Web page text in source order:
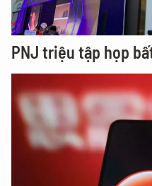
PNJ triệu tập họp